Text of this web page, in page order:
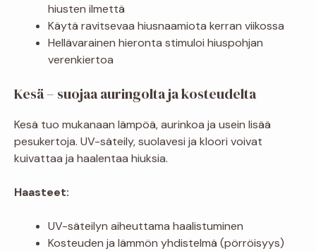
hiusten ilmettä
Käytä ravitsevaa hiusnaamiota kerran viikossa
Hellävarainen hieronta stimuloi hiuspohjan
verenkiertoa
Kesä – suojaa auringolta ja kosteudelta
Kesä tuo mukanaan lämpöä, aurinkoa ja usein lisää
pesukertoja. UV-säteily, suolavesi ja kloori voivat
kuivattaa ja haalentaa hiuksia.
Haasteet:
UV-säteilyn aiheuttama haalistuminen
Kosteuden ja lämmön yhdistelmä (pörröisyys)